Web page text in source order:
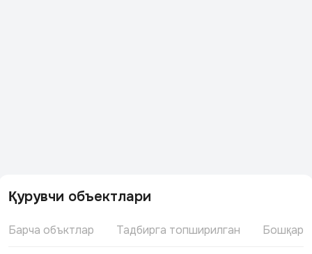
Қурувчи объектлари
Барча объктлар Тадбирга топширилган